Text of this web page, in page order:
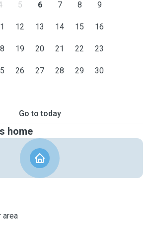
5 6 7 8 9
12 13 14 15 16
19 20 21 22 23
26 27 28 29 30
Go to today
home
area